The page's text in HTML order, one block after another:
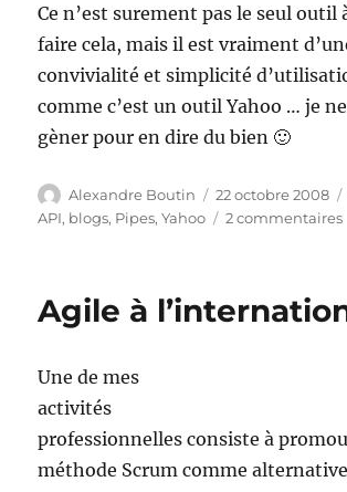
Ce n’est surement pas le seul outil
faire cela, mais il est vraiment
convivialité et simplicité
comme c’est un outil Yahoo … je
gèner pour en dire du bien 🙂
Auteur
Alexandre Boutin
Publié
le
22 octobre 2008
API, blogs, Pipes,Yahoo 2 commentaires
Agile à
Une de mes
activités
professionnelles consiste à
méthode Scrum comme